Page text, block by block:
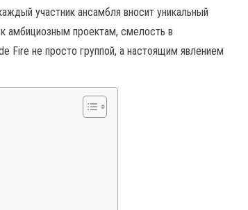
участник ансамбля вносит уникальный
амбициозным проектам, смелость в
Fire не просто группой, а настоящим явлением